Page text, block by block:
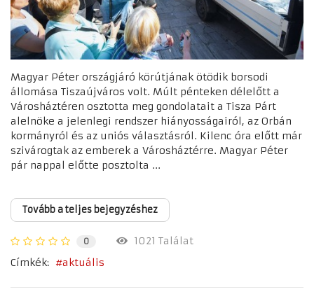
Magyar Péter országjáró körútjának ötödik borsodi
állomása Tiszaújváros volt. Múlt pénteken délelőtt a
Városháztéren osztotta meg gondolatait a Tisza Párt
alelnöke a jelenlegi rendszer hiányosságairól, az Orbán
kormányról és az uniós választásról. Kilenc óra előtt már
szivárogtak az emberek a Városháztérre. Magyar Péter
pár nappal előtte posztolta ...
Tovább a teljes bejegyzéshez
0
1021 Találat
Címkék:
aktuális